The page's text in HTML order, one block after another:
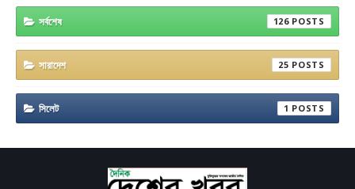
সর্বশেষ 126
সারাদেশ 25
সিলেট 1